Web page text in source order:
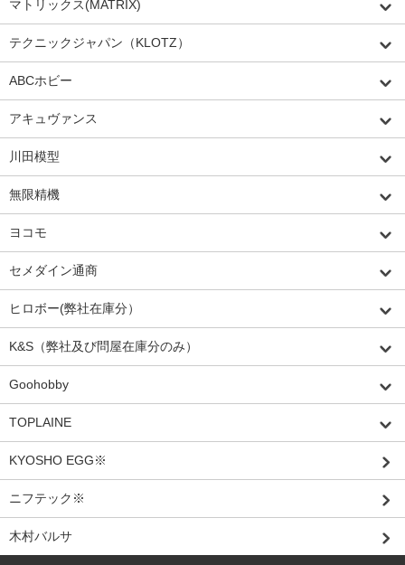
マトリックス(MATRIX)
テクニックジャパン（KLOTZ）
ABCホビー
アキュヴァンス
川田模型
無限精機
ヨコモ
セメダイン通商
ヒロボー(弊社在庫分）
K&S（弊社及び問屋在庫分のみ）
Goohobby
TOPLAINE
KYOSHO EGG※
ニフテック※
木村バルサ